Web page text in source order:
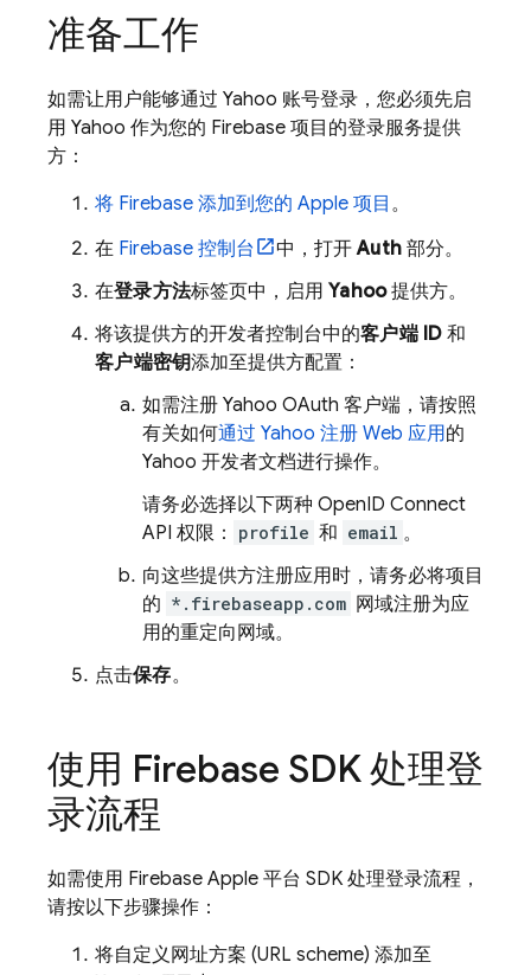
准备工作
如需让用户能够通过 Yahoo 账号登录，您必须先启
用 Yahoo 作为您的 Firebase 项目的登录服务提供
方：
将 Firebase 添加到您的 Apple 项目 。
在 Firebase 控制台 中，打开Auth 部分。
在登录方法标签页中，启用 Yahoo提供方。
将该提供方的开发者控制台中的客户端 ID和
客户端密钥添加至提供方配置：
如需注册 Yahoo OAuth 客户端，请按照
有关如何通过 Yahoo 注册 Web 应用的
Yahoo 开发者文档进行操作。
请务必选择以下两种 OpenID Connect
API 权限：
profile 和 email 。
向这些提供方注册应用时，请务必将项目
的 *.firebaseapp.com 网域注册为应
用的重定向网域。
点击保存。
使用 Firebase SDK 处理登
录流程
如需使用 Firebase Apple 平台 SDK 处理登录流程，
请按以下步骤操作：
将自定义网址方案 (URL scheme) 添加至